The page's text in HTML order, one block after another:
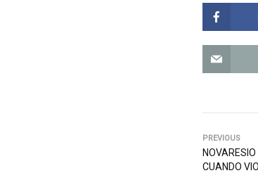
PREVIOUS
CUANDO